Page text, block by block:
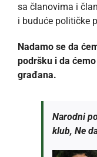
sa članovima i
i buduće političke
Nadamo se da
podršku i da
građana.
Narodni
klub, Ne